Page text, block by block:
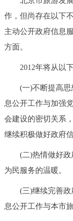
作，但尚存在以下
主动公开政府信息
方面。
2012年将从以下
(一)不断提高思
息公开工作与加强
会建设的密切关系
继续积极做好政府
(二)热情做好政
为民服务的温暖。
(三)继续完善政
息公开工作与本市